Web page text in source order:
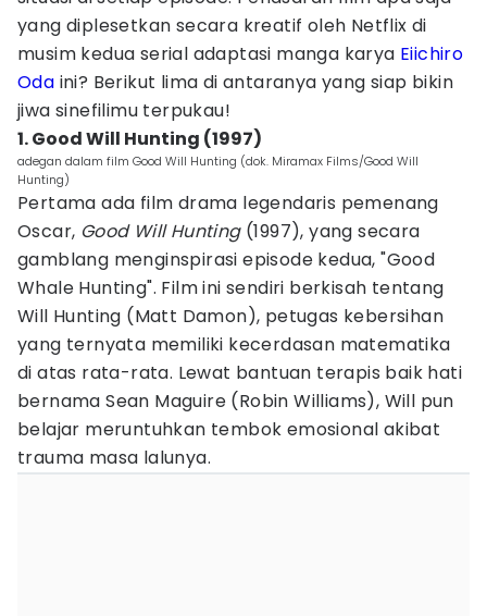
yang diplesetkan secara kreatif oleh Netflix di
musim kedua serial adaptasi manga karya Eiichiro
Oda ini? Berikut lima di antaranya yang siap bikin
jiwa sinefilimu terpukau!
1. Good Will Hunting (1997)
adegan dalam film Good Will Hunting (dok. Miramax Films/Good Will
Hunting)
Pertama ada film drama legendaris pemenang
Oscar, Good Will Hunting(1997), yang secara
gamblang menginspirasi episode kedua, "Good
Whale Hunting". Film ini sendiri berkisah tentang
Will Hunting (Matt Damon), petugas kebersihan
yang ternyata memiliki kecerdasan matematika
di atas rata-rata. Lewat bantuan terapis baik hati
bernama Sean Maguire (Robin Williams), Will pun
belajar meruntuhkan tembok emosional akibat
trauma masa lalunya.